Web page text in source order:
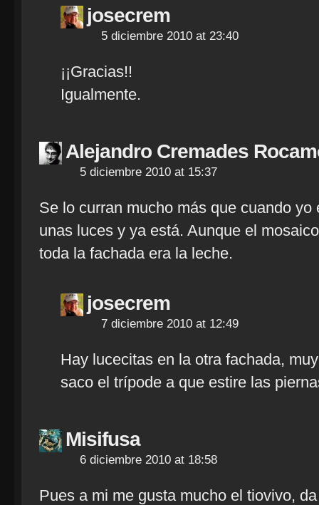
josecrem
5 diciembre 2010 at 23:40
¡¡Gracias!!
Igualmente.
Alejandro Cremades
5 diciembre 2010 at 15:37
Se lo curran mucho más que cuando
unas luces y ya está. Aunque el
toda la fachada era la leche.
josecrem
7 diciembre 2010 at 12:49
Hay lucecitas en la otra fachada,
saco el trípode a que estire las
Misifusa
6 diciembre 2010 at 18:58
Pues a mi me gusta mucho el tiovivo,